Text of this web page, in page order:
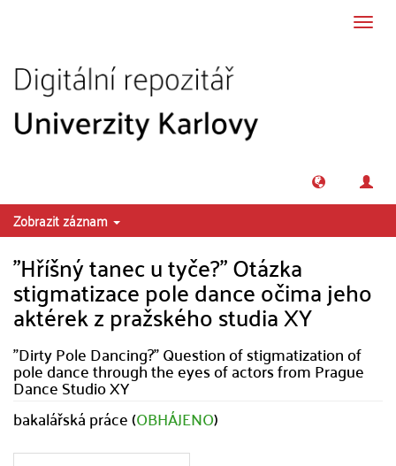
Zobrazit záznam
"Hříšný tanec u tyče?" Otázka
stigmatizace pole dance očima jeho
aktérek z pražského studia XY
"Dirty Pole Dancing?" Question of stigmatization of
pole dance through the eyes of actors from Prague
Dance Studio XY
bakalářská práce (OBHÁJENO)